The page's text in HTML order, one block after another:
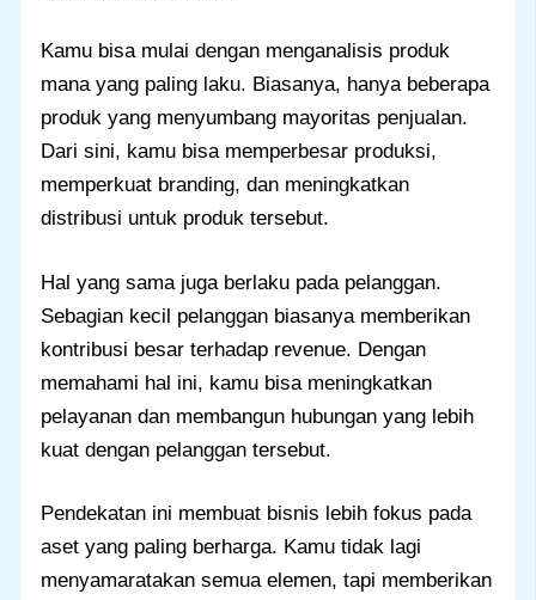
Kamu bisa mulai dengan menganalisis produk
mana yang paling laku. Biasanya, hanya beberapa
produk yang menyumbang mayoritas penjualan.
Dari sini, kamu bisa memperbesar produksi,
memperkuat branding, dan meningkatkan
distribusi untuk produk tersebut.
Hal yang sama juga berlaku pada pelanggan.
Sebagian kecil pelanggan biasanya memberikan
kontribusi besar terhadap revenue. Dengan
memahami hal ini, kamu bisa meningkatkan
pelayanan dan membangun hubungan yang lebih
kuat dengan pelanggan tersebut.
Pendekatan ini membuat bisnis lebih fokus pada
aset yang paling berharga. Kamu tidak lagi
menyamaratakan semua elemen, tapi memberikan